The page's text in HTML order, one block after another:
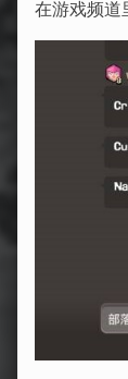
在游戏频道